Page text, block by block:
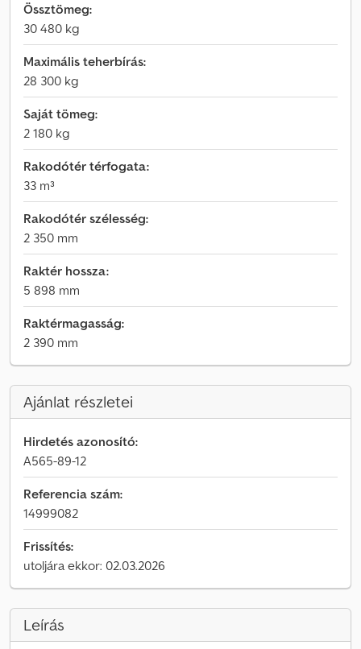
Össztömeg:
30 480 kg
Maximális teherbírás:
28 300 kg
Saját tömeg:
2 180 kg
Rakodótér térfogata:
33 m³
Rakodótér szélesség:
2 350 mm
Raktér hossza:
5 898 mm
Raktérmagasság:
2 390 mm
Ajánlat részletei
Hirdetés azonosító:
A565-89-12
Referencia szám:
14999082
Frissítés:
utoljára ekkor: 02.03.2026
Leírás